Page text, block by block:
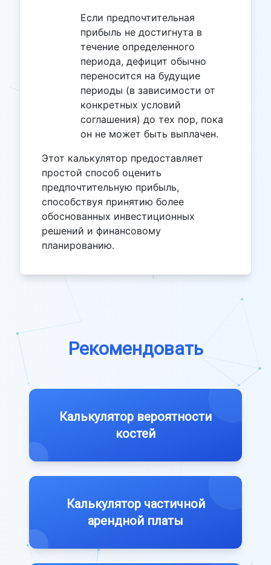
Если предпочтительная
прибыль не достигнута в
течение определенного
периода, дефицит обычно
переносится на будущие
периоды (в зависимости от
конкретных условий
соглашения) до тех пор, пока
он не может быть выплачен.
Этот калькулятор предоставляет
простой способ оценить
предпочтительную прибыль,
способствуя принятию более
обоснованных инвестиционных
решений и финансовому
планированию.
Рекомендовать
Калькулятор вероятности
костей
Калькулятор частичной
арендной платы